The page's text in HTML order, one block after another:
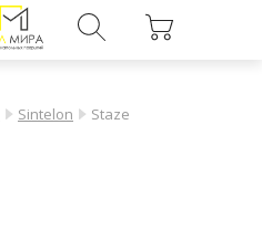
Sintelon Staze